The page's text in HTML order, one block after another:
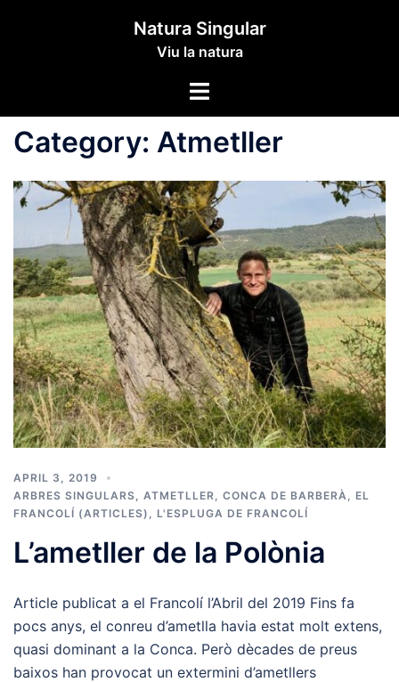
Natura Singular
Viu la natura
Toggle
Category: Atmetller
APRIL 3, 2019
ARBRES SINGULARS
ATMETLLER CONCA DE BARBERÀ
EL
FRANCOLÍ (ARTICLES)
L'ESPLUGA DE FRANCOLÍ
L’ametller de la Polònia
Article publicat a el Francolí l’Abril del 2019 Fins fa
pocs anys, el conreu d’ametlla havia estat molt extens,
quasi dominant a la Conca. Però dècades de preus
baixos han provocat un extermini d’ametllers